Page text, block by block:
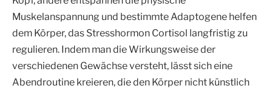
Muskelanspannung und bestimmte Adaptogene helfen
dem Körper, das Stresshormon Cortisol langfristig zu
regulieren. Indem man die Wirkungsweise der
verschiedenen Gewächse versteht, lässt sich eine
Abendroutine kreieren, die den Körper nicht künstlich